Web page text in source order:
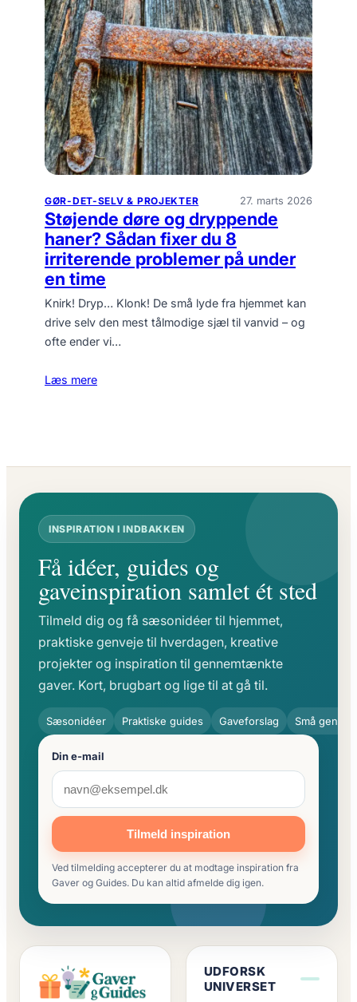
GØR-DET-SELV & PROJEKTER 27. marts 2026
Støjende døre og dryppende
haner? Sådan fixer du 8
irriterende problemer på under
en time
Knirk! Dryp… Klonk! De små lyde fra hjemmet kan
drive selv den mest tålmodige sjæl til vanvid – og
ofte ender vi…
Læs mere
INSPIRATION I INDBAKKEN
Få idéer, guides og
gaveinspiration samlet ét sted
Tilmeld dig og få sæsonidéer til hjemmet,
praktiske genveje til hverdagen, kreative
projekter og inspiration til gennemtænkte
gaver. Kort, brugbart og lige til at gå til.
Sæsonidéer Praktiske guides Gaveforslag Små
Din e-mail
Tilmeld inspiration
Ved tilmelding accepterer du at modtage inspiration fra
Gaver og Guides. Du kan altid afmelde dig igen.
UDFORSK
UNIVERSET